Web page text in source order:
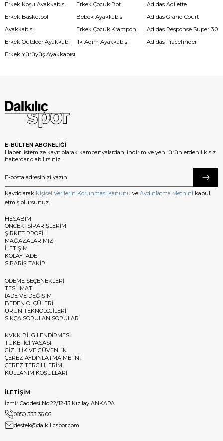
Erkek Koşu Ayakkabısı
Erkek Basketbol
Ayakkabısı
Erkek Outdoor Ayakkabı
Erkek Yürüyüş Ayakkabısı
Erkek Çocuk Bot
Bebek Ayakkabısı
Erkek Çocuk Krampon
İlk Adım Ayakkabısı
Adidas Adilette
Adidas Grand Court
Adidas Response Super 3.0
Adidas Tracefinder
E-BÜLTEN ABONELİĞİ
Haber listemize kayıt olarak kampanyalardan, indirim ve yeni ürünlerden ilk siz
haberdar olabilirsiniz.
Kaydolarak Kişisel Verilerin Korunması Kanunu ve Aydınlatma Metnini kabul
etmiş olursunuz.
HESABIM
ÖNCEKİ SİPARİŞLERİM
ŞİRKET PROFİLİ
MAĞAZALARIMIZ
İLETİŞİM
KOLAY İADE
SİPARİŞ TAKİP
ÖDEME SEÇENEKLERİ
TESLİMAT
İADE VE DEĞİŞİM
BEDEN ÖLÇÜLERİ
ÜRÜN TEKNOLOJİLERİ
SIKÇA SORULAN SORULAR
KVKK BİLGİLENDİRMESİ
TÜKETİCİ YASASI
GİZLİLİK VE GÜVENLİK
ÇEREZ AYDINLATMA METNİ
ÇEREZ TERCİHLERİM
KULLANIM KOŞULLARI
İLETİŞİM
İzmir Caddesi No:22/12-13 Kızılay ANKARA
0850 333 36 06
destek@dalkilicspor.com